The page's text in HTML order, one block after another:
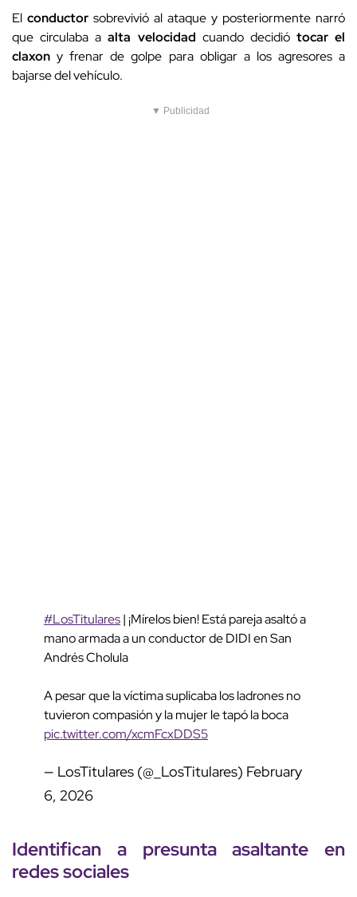
El conductor sobrevivió al ataque y posteriormente narró
que circulaba aalta velocidad cuando decidió tocar el
claxon y frenar de golpe para obligar a los agresores a
bajarse del vehículo.
▼ Publicidad
#LosTitulares| ¡Mírelos bien! Está pareja asaltó a
mano armada a un conductor de DIDI en San
Andrés Cholula
A pesar que la víctima suplicaba los ladrones no
tuvieron compasión y la mujer le tapó la boca
pic.twitter.com/xcmFcxDDS5
— LosTitulares (@_LosTitulares) February
6, 2026
Identifican a presunta asaltante en
redes sociales